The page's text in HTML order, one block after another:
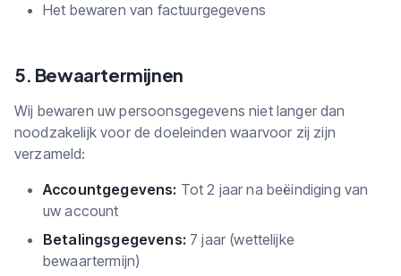
Het bewaren van factuurgegevens
5. Bewaartermijnen
Wij bewaren uw persoonsgegevens niet langer dan
noodzakelijk voor de doeleinden waarvoor zij zijn
verzameld:
Accountgegevens: Tot 2 jaar na beëindiging van
uw account
Betalingsgegevens: 7 jaar (wettelijke
bewaartermijn)